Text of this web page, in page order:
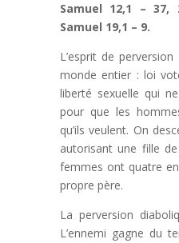
Samuel 12,1 –
Samuel 19,1 – 9.
L’esprit de
monde entier : loi
liberté sexuelle qui
pour que les
qu’ils veulent. On
autorisant une fille
femmes ont quatre
propre père.
La perversion
L’ennemi gagne du